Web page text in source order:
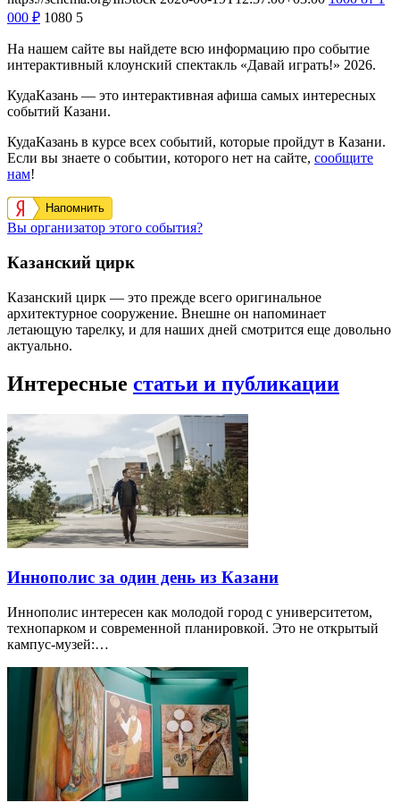
000 ₽ 1080 5
На нашем сайте вы найдете всю информацию про событие
интерактивный клоунский спектакль «Давай играть!» 2026.
КудаКазань — это интерактивная афиша самых интересных
событий Казани.
КудаКазань в курсе всех событий, которые пройдут в Казани.
Если вы знаете о событии, которого нет на сайте, сообщите
нам!
Напомнить
Вы организатор этого события?
Казанский цирк
Казанский цирк — это прежде всего оригинальное
архитектурное сооружение. Внешне он напоминает
летающую тарелку, и для наших дней смотрится еще довольно
актуально.
Интересные статьи и публикации
Иннополис за один день из Казани
Иннополис интересен как молодой город с университетом,
технопарком и современной планировкой. Это не открытый
кампус-музей:…